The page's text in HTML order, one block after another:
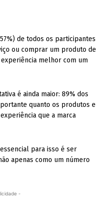
de todos os participantes
ou comprar um produto de
melhor com um
é ainda maior: 89% dos
quanto os produtos e
que a marca
para isso é ser
apenas como um número
-